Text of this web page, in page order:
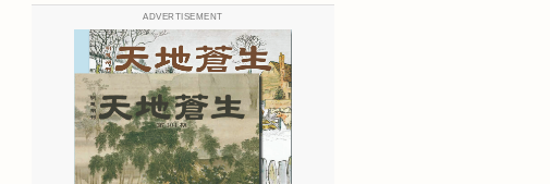
ADVERTISEMENT